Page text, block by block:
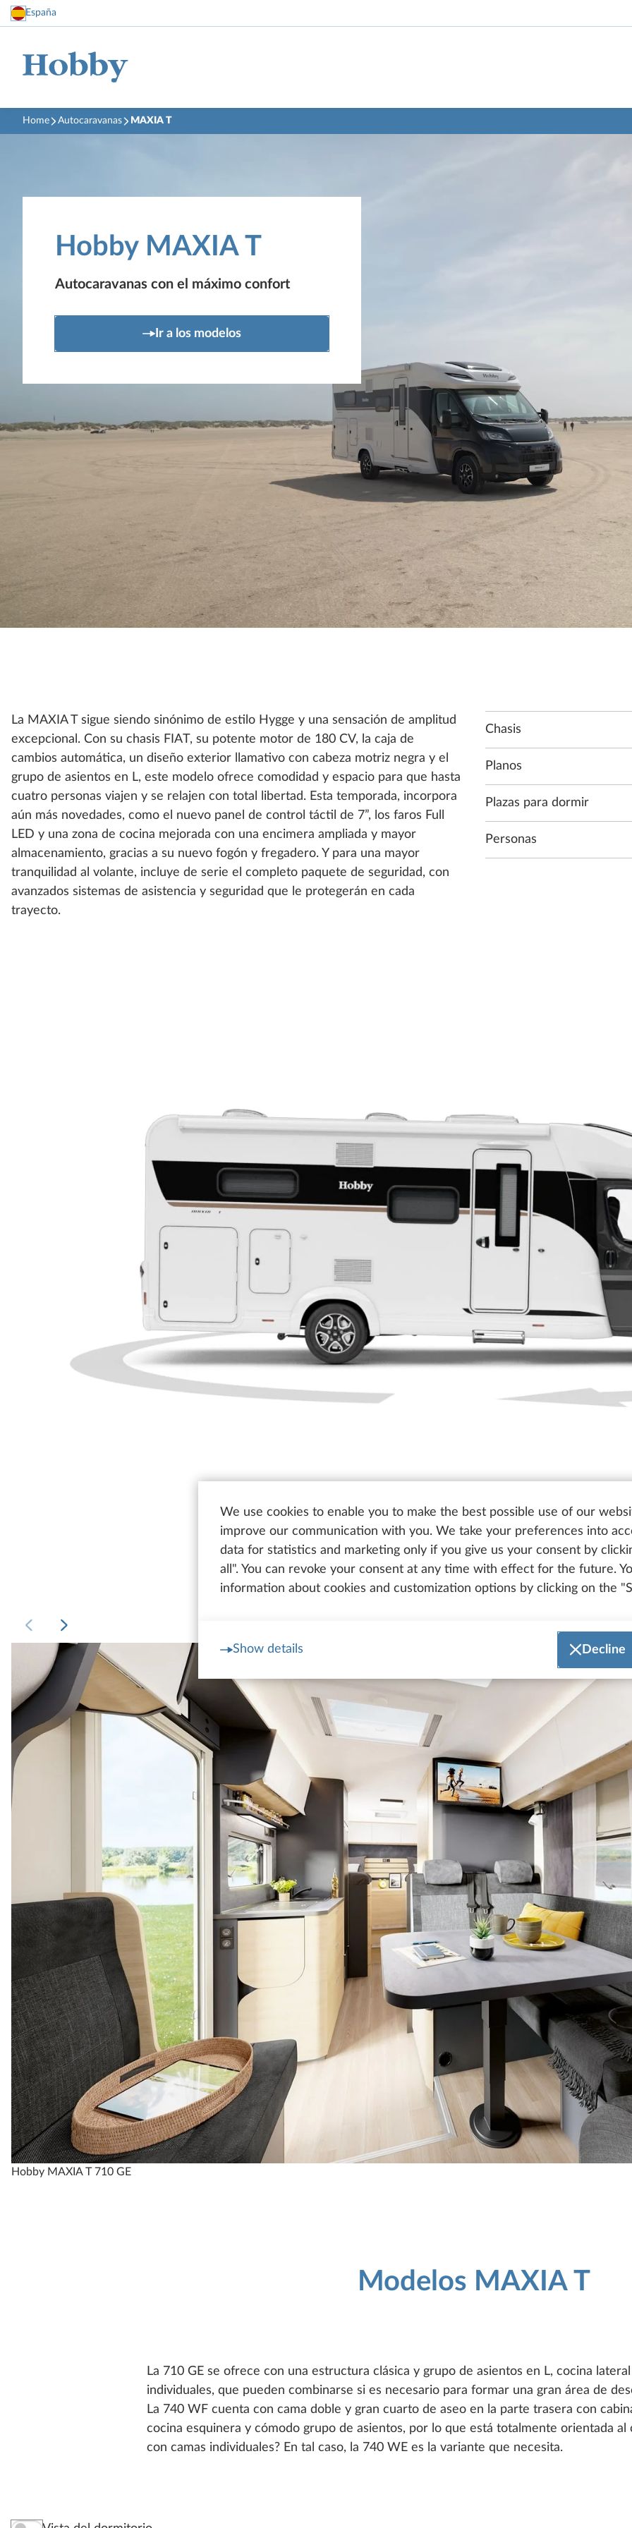
We use cookies to enable you to make the best possible use of our
improve our communication with you. We take your preferences into
data for statistics and marketing only if you give us your consent by
all". You can revoke your consent at any time with effect for the future.
information about cookies and customization options by clicking on the
Show details Decline
España
Home Autocaravanas MAXIA T
Hobby MAXIA T
Autocaravanas con el máximo confort
Ir a los modelos
La MAXIA T sigue siendo sinónimo de estilo Hygge y una sensación de amplitud
excepcional. Con su chasis FIAT, su potente motor de 180 CV, la caja de
cambios automática, un diseño exterior llamativo con cabeza motriz negra y el
grupo de asientos en L, este modelo ofrece comodidad y espacio para que hasta
cuatro personas viajen y se relajen con total libertad. Esta temporada, incorpora
aún más novedades, como el nuevo panel de control táctil de 7”, los faros Full
LED y una zona de cocina mejorada con una encimera ampliada y mayor
almacenamiento, gracias a su nuevo fogón y fregadero. Y para una mayor
tranquilidad al volante, incluye de serie el completo paquete de seguridad, con
avanzados sistemas de asistencia y seguridad que le protegerán en cada
trayecto.
Chasis
Planos
Plazas para dormir
Personas
Hobby MAXIA T 710 GE
Modelos MAXIA T
La 710 GE se ofrece con una estructura clásica y grupo de asientos en L, cocina
individuales, que pueden combinarse si es necesario para formar una gran área de
La 740 WF cuenta con cama doble y gran cuarto de aseo en la parte trasera con
cocina esquinera y cómodo grupo de asientos, por lo que está totalmente orientada
con camas individuales? En tal caso, la 740 WE es la variante que necesita.